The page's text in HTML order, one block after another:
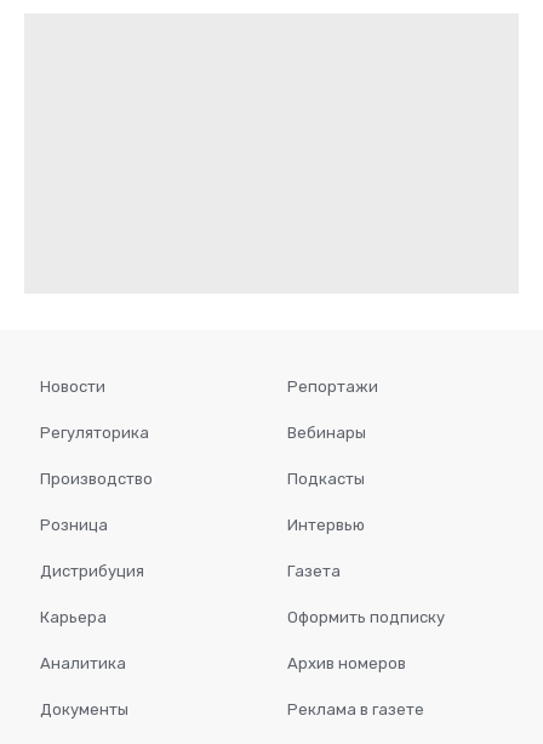
Новости
Регуляторика
Производство
Розница
Дистрибуция
Карьера
Аналитика
Документы
Репортажи
Вебинары
Подкасты
Интервью
Газета
Оформить подписку
Архив номеров
Реклама в газете